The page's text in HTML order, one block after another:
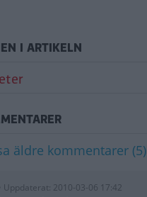
I ARTIKELN
äldre kommentarer (5)
Uppdaterat: 2010-03-06 17:42